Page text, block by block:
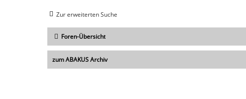
Zur erweiterten Suche
Foren-Übersicht
zum ABAKUS Archiv